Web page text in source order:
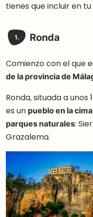
tienes que incluir en
1. Ronda
Comienzo con el que
de la provincia de
Ronda, situada a
es un pueblo en la
parques naturales:
Grazalema.